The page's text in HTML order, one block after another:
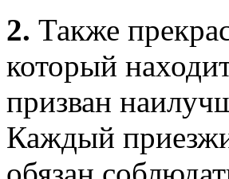
2. Также
который
призван
Каждый